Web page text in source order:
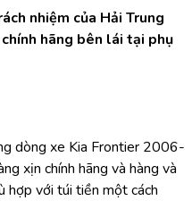
nhiệm của Hải Trung
hãng bên lái tại phụ
dòng xe Kia Frontier 2006-
xịn chính hãng và hàng và
hợp với túi tiền một cách